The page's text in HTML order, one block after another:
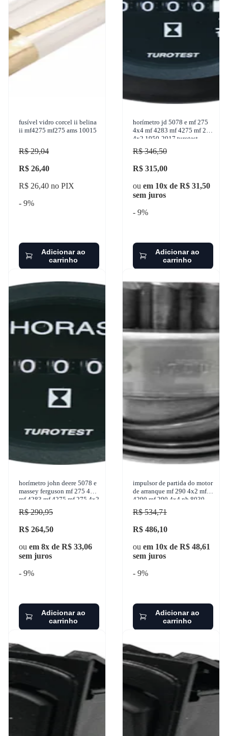
fusível vidro corcel ii belina
ii mf4275 mf275 ams 10015
R$ 29,04
R$ 26,40
R$ 26,40 no PIX
- 9%
Adicionar ao
carrinho
horímetro jd 5078 e mf 275
4x4 mf 4283 mf 4275 mf 275
4x2 1950-2017 turotest -
300282
R$ 346,50
R$ 315,00
ou em 10x de R$ 31,50
sem juros
- 9%
Adicionar ao
carrinho
horímetro john deere 5078 e
massey ferguson mf 275 4x4
mf 4283 mf 4275 mf 275 4x2
1950-2017 turotest - 300285
R$ 290,95
R$ 264,50
ou em 8x de R$ 33,06
sem juros
- 9%
Adicionar ao
carrinho
impulsor de partida do motor
de arranque mf 290 4x2 mf
4290 mf 290 4x4 nh 8030
7630 1950-2007 z
R$ 534,71
R$ 486,10
ou em 10x de R$ 48,61
sem juros
- 9%
Adicionar ao
carrinho